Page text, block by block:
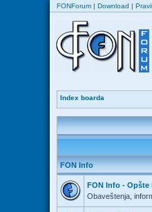
FONForum | Download |
Index boarda
FON Info
FON Info - Opšte
Obaveštenja,